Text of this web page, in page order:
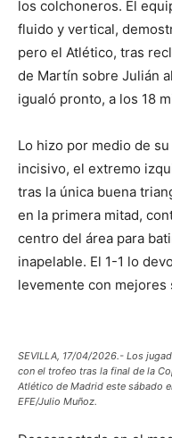
los colchoneros. El
fluido y vertical,
pero el Atlético, tras
de Martín sobre Julián
igualó pronto, a los 18
Lo hizo por medio de
incisivo, el extremo
tras la única buena
en la primera mitad,
centro del área para
inapelable. El 1-1 lo
levemente con mejores
SEVILLA, 17/04/2026.- Los
con el trofeo tras la final de la
Atlético de Madrid este sábado
EFE/Julio Muñoz.